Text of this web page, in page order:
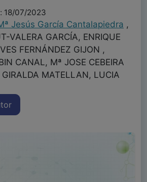
18/07/2023
Jesús García Cantalapiedra ,
VALERA GARCÍA, ENRIQUE
FERNÁNDEZ GIJON ,
CANAL, Mª JOSE CEBEIRA
MATELLAN, LUCIA